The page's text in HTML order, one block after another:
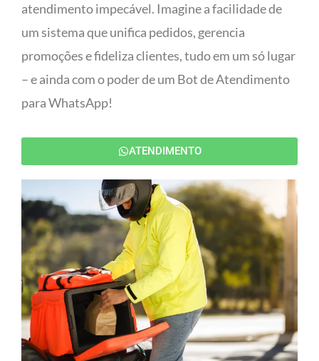
atendimento impecável. Imagine a facilidade de
um sistema que unifica pedidos, gerencia
promoções e fideliza clientes, tudo em um só lugar
– e ainda com o poder de um Bot de Atendimento
para WhatsApp!
ATENDIMENTO